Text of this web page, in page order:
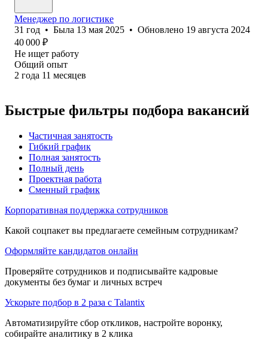
Менеджер по логистике
31 год • Была 13 мая 2025 • Обновлено 19 августа 2024
40 000 ₽
Не ищет работу
Общий опыт
2 года 11 месяцев
Быстрые фильтры подбора вакансий
Частичная занятость
Гибкий график
Полная занятость
Полный день
Проектная работа
Сменный график
Корпоративная поддержка сотрудников
Какой соцпакет вы предлагаете семейным сотрудникам?
Оформляйте кандидатов онлайн
Проверяйте сотрудников и подписывайте кадровые
документы без бумаг и личных встреч
Ускорьте подбор в 2 раза с Talantix
Автоматизируйте сбор откликов, настройте воронку,
собирайте аналитику в 2 клика